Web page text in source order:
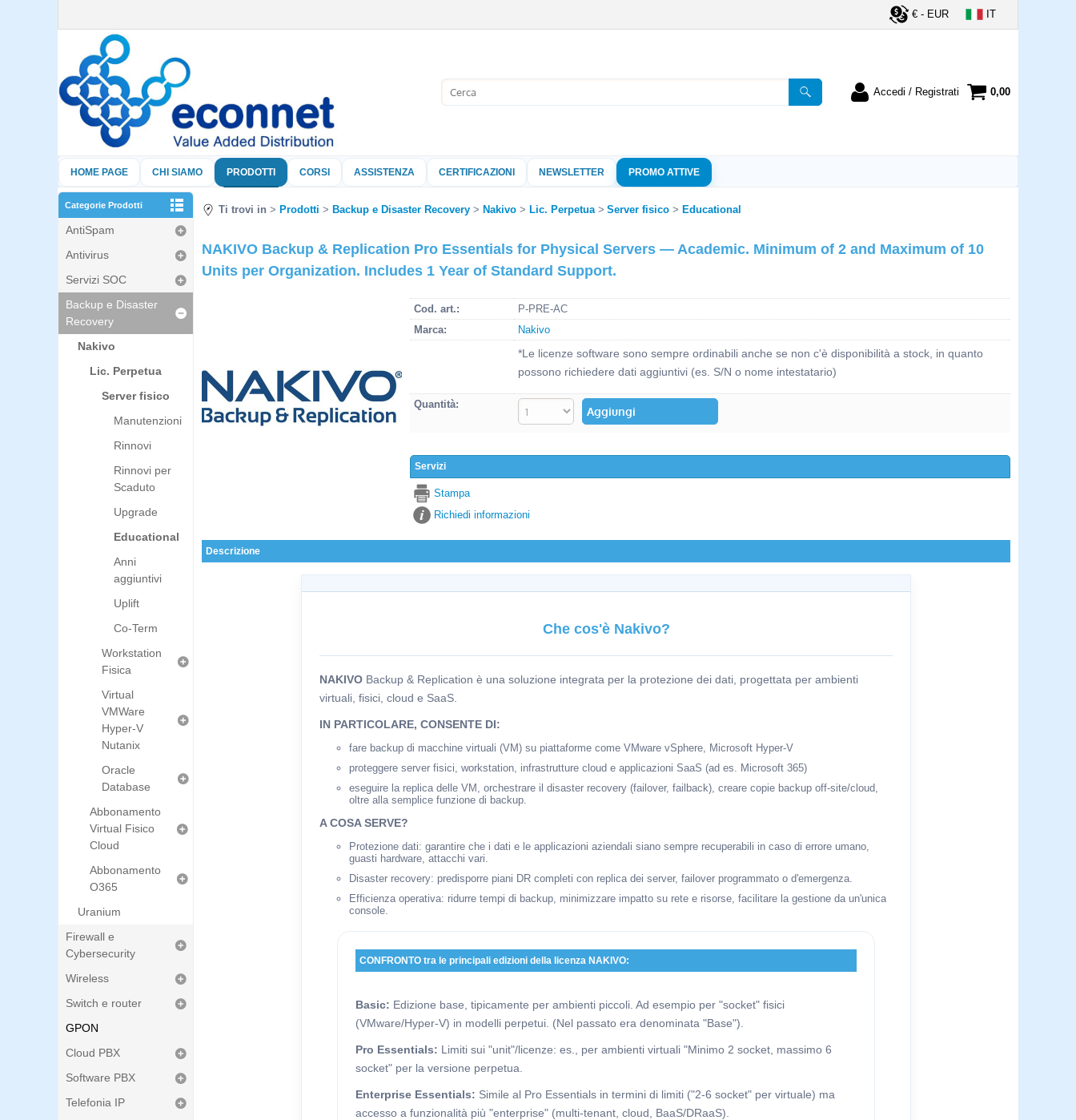
€ - EUR IT
Accedi / Registrati
nome utente e la password e poi
clicca sul pulsante "Accedi"
Hai perso la password?
0,00
HOME PAGE CHI SIAMO PRODOTTI CORSI ASSISTENZA CERTIFICAZIONI NEWSLETTER PROMO ATTIVE
Categorie Prodotti
AntiSpam
Antivirus
Servizi SOC
Backup e Disaster
Recovery
Nakivo
Lic. Perpetua
Server fisico
Manutenzioni
Rinnovi
Rinnovi per
Scaduto
Upgrade
Educational
Anni
aggiuntivi
Uplift
Co-Term
Workstation
Fisica
Virtual
VMWare
Hyper-V
Nutanix
Oracle
Database
Abbonamento
Virtual Fisico
Cloud
Abbonamento
O365
Uranium
Firewall e
Cybersecurity
Wireless
Switch e router
GPON
Cloud PBX
Software PBX
Telefonia IP
Ti trovi in Prodotti Backup e Disaster Recovery Nakivo Lic. Perpetua Server fisico Educational
NAKIVO Backup & Replication Pro Essentials for Physical Servers — Academic. Minimum of 2 and Maximum of 10
Units per Organization. Includes 1 Year of Standard Support.
Cod. art.:
P-PRE-AC
Marca:
Nakivo
*Le licenze software sono sempre ordinabili anche se non c'è disponibilità a stock, in quanto
possono richiedere dati aggiuntivi (es. S/N o nome intestatario)
Quantità:
Servizi
Stampa
Richiedi informazioni
Descrizione
Che cos'è Nakivo?
NAKIVO Backup & Replication è una soluzione integrata per la protezione dei dati, progettata per ambienti
virtuali, fisici, cloud e SaaS.
IN PARTICOLARE, CONSENTE DI:
fare backup di macchine virtuali (VM) su piattaforme come VMware vSphere, Microsoft Hyper-V
proteggere server fisici, workstation, infrastrutture cloud e applicazioni SaaS (ad es. Microsoft 365)
eseguire la replica delle VM, orchestrare il disaster recovery (failover, failback), creare copie backup off-site/cloud,
oltre alla semplice funzione di backup.
A COSA SERVE?
Protezione dati: garantire che i dati e le applicazioni aziendali siano sempre recuperabili in caso di errore umano,
guasti hardware, attacchi vari.
Disaster recovery: predisporre piani DR completi con replica dei server, failover programmato o d'emergenza.
Efficienza operativa: ridurre tempi di backup, minimizzare impatto su rete e risorse, facilitare la gestione da un'unica
console.
CONFRONTO tra le principali edizioni della licenza NAKIVO:
Basic: Edizione base, tipicamente per ambienti piccoli. Ad esempio per "socket" fisici
(VMware/Hyper-V) in modelli perpetui. (Nel passato era denominata "Base").
Pro Essentials: Limiti sui "unit"/licenze: es., per ambienti virtuali "Minimo 2 socket, massimo 6
socket" per la versione perpetua.
Enterprise Essentials: Simile al Pro Essentials in termini di limiti ("2-6 socket" per virtuale) ma
accesso a funzionalità più "enterprise" (multi-tenant, cloud, BaaS/DRaaS).